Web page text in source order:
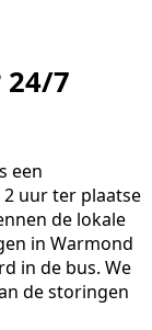
24/7
een
uur ter plaatse
de lokale
in Warmond
in de bus. We
de storingen